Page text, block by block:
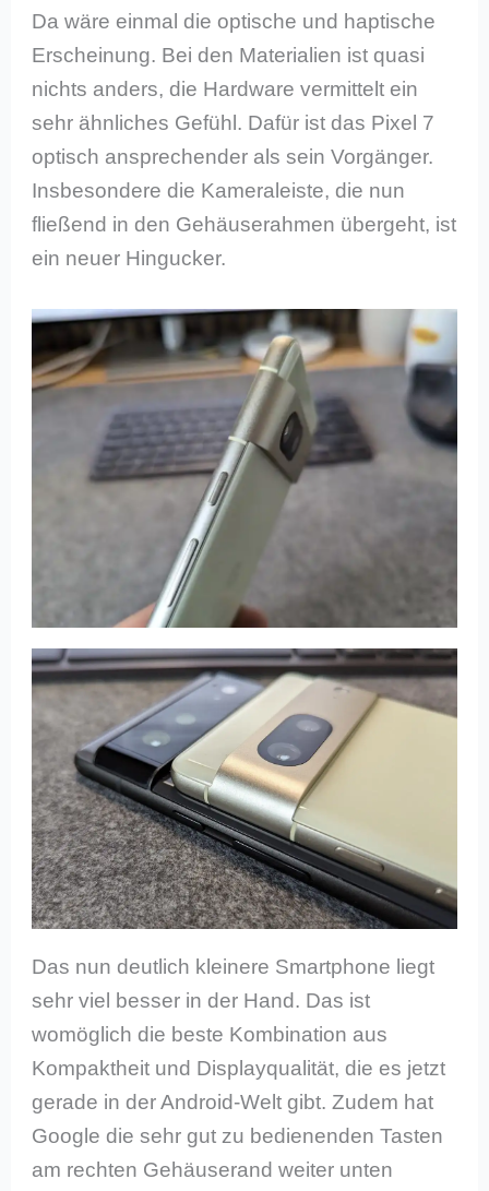
Da wäre einmal die optische und haptische
Erscheinung. Bei den Materialien ist quasi
nichts anders, die Hardware vermittelt ein
sehr ähnliches Gefühl. Dafür ist das Pixel 7
optisch ansprechender als sein Vorgänger.
Insbesondere die Kameraleiste, die nun
fließend in den Gehäuserahmen übergeht, ist
ein neuer Hingucker.
Das nun deutlich kleinere Smartphone liegt
sehr viel besser in der Hand. Das ist
womöglich die beste Kombination aus
Kompaktheit und Displayqualität, die es jetzt
gerade in der Android-Welt gibt. Zudem hat
Google die sehr gut zu bedienenden Tasten
am rechten Gehäuserand weiter unten